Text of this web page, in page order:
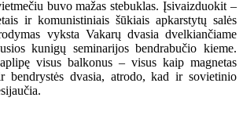
buvo mažas stebuklas. Įsivaizduokit –
ir komunistiniais šūkiais apkarstytų salės
vyksta Vakarų dvasia dvelkiančiame
kunigų seminarijos bendrabučio kieme.
visus balkonus – visus kaip magnetas
bendrystės dvasia, atrodo, kad ir sovietinio